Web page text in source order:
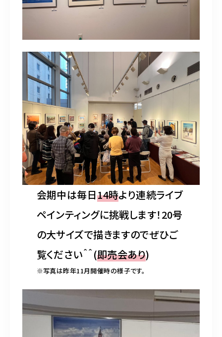
会期中は毎日14時より連続ライブ
ペインティングに挑戦します！20号
の大サイズで描きますのでぜひご
覧ください＾＾(即売会あり)
※写真は昨年11月開催時の様子です。